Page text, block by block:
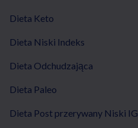
Dieta Keto
Dieta Niski Indeks
Dieta Odchudzająca
Dieta Paleo
Dieta Post przerywany Niski IG